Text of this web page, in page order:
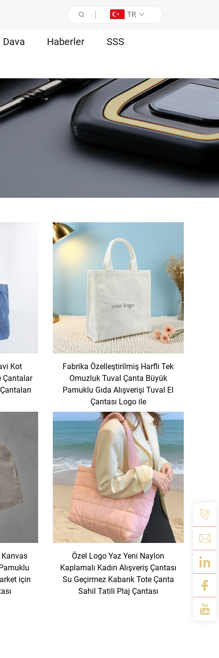
TR
Dava Haberler SSS
Kot
Çantalar
Fabrika Özelleştirilmiş Harfli Tek
Omuzluk Tuval Çanta Büyük
Pamuklu Gıda Alışverişi Tuval El
Çantası Logo ile
Kanvas
için
Özel Logo Yaz Yeni Naylon
Kaplamalı Kadın Alışveriş Çantası
Su Geçirmez Kabarık Tote Çanta
Sahil Tatili Plaj Çantası